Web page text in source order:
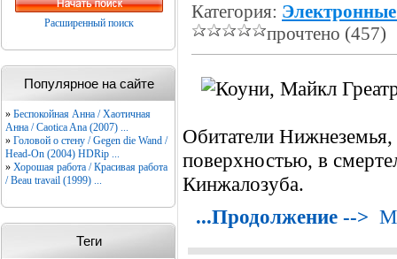
Расширенный поиск
Популярное на сайте
» Беспокойная Анна / Хаотичная
Анна / Caotica Ana (2007) ...
» Головой о стену / Gegen die Wand /
Head-On (2004) HDRip ...
» Хорошая работа / Красивая работа
/ Beau travail (1999) ...
Теги
Категория:
прочтено (457)
Обитатели
поверхностью, в
Кинжалозуба.
...Продолжение -->